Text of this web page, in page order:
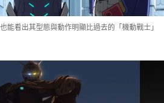
能看出其型態與動作明顯比過去的「機動戰士」